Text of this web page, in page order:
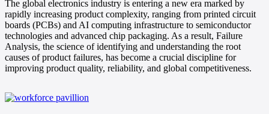
The global electronics industry is entering a new era marked by
rapidly increasing product complexity, ranging from printed circuit
boards (PCBs) and AI computing infrastructure to semiconductor
technologies and advanced chip packaging. As a result, Failure
Analysis, the science of identifying and understanding the root
causes of product failures, has become a crucial discipline for
improving product quality, reliability, and global competitiveness.